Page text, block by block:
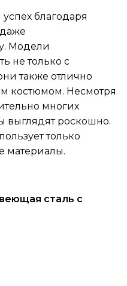
благодаря
Модели
не только с
также отлично
костюмом. Несмотря
многих
выглядят роскошно.
только
материалы.
сталь с